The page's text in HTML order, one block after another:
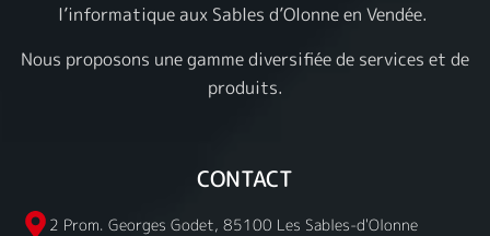
l’informatique aux Sables d’Olonne en Vendée.
Nous proposons une gamme diversifiée de services et de
produits.
CONTACT
2 Prom. Georges Godet, 85100 Les Sables-d'Olonne